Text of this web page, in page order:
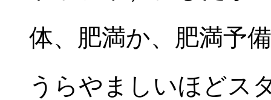
体、肥満か、肥満予
うらやましいほどス